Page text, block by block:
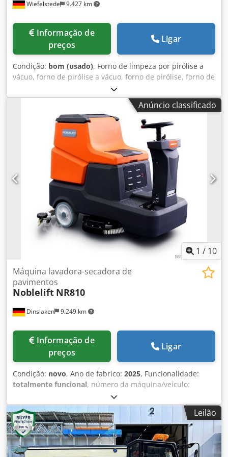
de jateamento com gelo seco nos Países Baixos, máquina
limpeza industrial na Europa, exportação de máquinas de
gelo seco, DrDryice.
Wiefelstede 9.427 km
preços
Ligar
Condição: bom (usado), Forno de limpeza por pirólise a
vácuo, forno de pirólise a vácuo, forno de pirólise, forno de
limpeza, forno a vácuo. -Forno de limpeza por pirólise a
vácuo: forno de pirólise a vácuo -Tipo: infelizmente, sem
identificação do tipo -Abertura de entrada: Ø 600 mm -
Compartimento interno: Ø 600 x 2480 mm -Bomba de
vácuo: 2,35 kW, 1,33 m³/min -Componentes individuais: ver
fotografias -Dimensões: 5200/1635/A1760 mm -Dimensões
para transporte: 3200/1635/A1760 mm / 2000/650/A610
mm -Peso: 1210 kg Credpfxszpii Dj Al Sjf
Anúncio classificado
1 / 10
Dinslaken 9.249 km
Máquina lavadora-secadora de
pavimentos
Noblelift NR810
preços
Ligar
Condição: novo, Ano de fabrico: 2025, Funcionalidade:
totalmente funcional, número da máquina/veículo:
, comprimento total:
varredura:810 mm, peso em vazio:465 kg, tipo de
combustível:elétrico, altura de construção: 1.120 mm, tipo
de transmissão:Elektro, largura de construção:890 mm
Lavadora automática de pavimentos Número de chassis:
NR810NEU Estado: Novo equipamento Estado técnico:
Leilão